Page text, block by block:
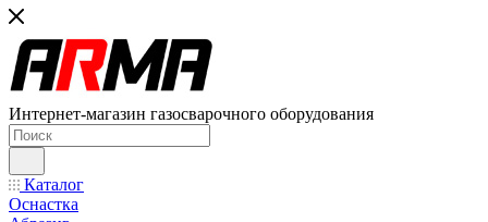
Интернет-магазин газосварочного оборудования
Каталог
Оснастка